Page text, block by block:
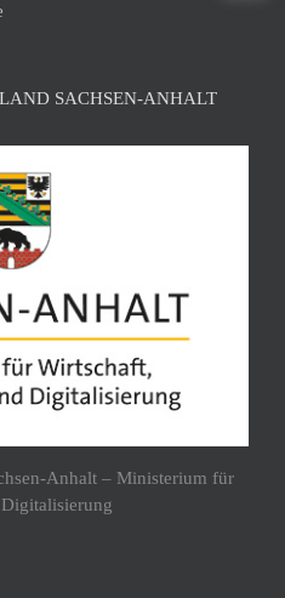
SACHSEN-ANHALT
Anhalt – Ministerium für